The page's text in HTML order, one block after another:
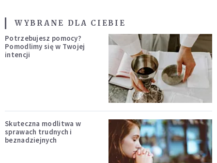
WYBRANE DLA CIEBIE
Potrzebujesz pomocy?
Pomodlimy się w Twojej
intencji
Skuteczna modlitwa w
sprawach trudnych i
beznadziejnych